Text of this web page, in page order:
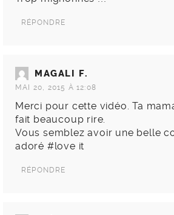
RÉPONDRE
MAGALI F.
MAI 20, 2015 À 12:08
Merci pour cette vidéo. Ta
fait beaucoup rire.
Vous semblez avoir une belle
adoré #love it
RÉPONDRE